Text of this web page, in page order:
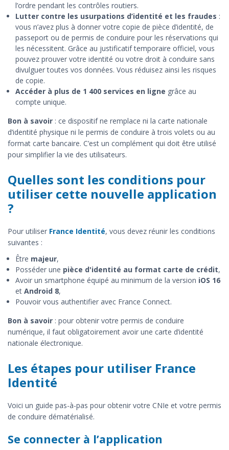
l’ordre pendant les contrôles routiers.
Lutter contre les usurpations d’identité et les fraudes :
vous n’avez plus à donner votre copie de pièce d’identité, de
passeport ou de permis de conduire pour les réservations qui
les nécessitent. Grâce au justificatif temporaire officiel, vous
pouvez prouver votre identité ou votre droit à conduire sans
divulguer toutes vos données. Vous réduisez ainsi les risques
de copie.
Accéder à plus de 1 400 services en ligne grâce au
compte unique.
Bon à savoir : ce dispositif ne remplace ni la carte nationale
d’identité physique ni le permis de conduire à trois volets ou au
format carte bancaire. C’est un complément qui doit être utilisé
pour simplifier la vie des utilisateurs.
Quelles sont les conditions pour
utiliser cette nouvelle application
?
Pour utiliser France Identité, vous devez réunir les conditions
suivantes :
Être majeur,
Posséder une pièce d'identité au format carte de crédit,
Avoir un smartphone équipé au minimum de la version iOS 16
et Android 8,
Pouvoir vous authentifier avec France Connect.
Bon à savoir : pour obtenir votre permis de conduire
numérique, il faut obligatoirement avoir une carte d’identité
nationale électronique.
Les étapes pour utiliser France
Identité
Voici un guide pas-à-pas pour obtenir votre CNIe et votre permis
de conduire dématérialisé.
Se connecter à l’application